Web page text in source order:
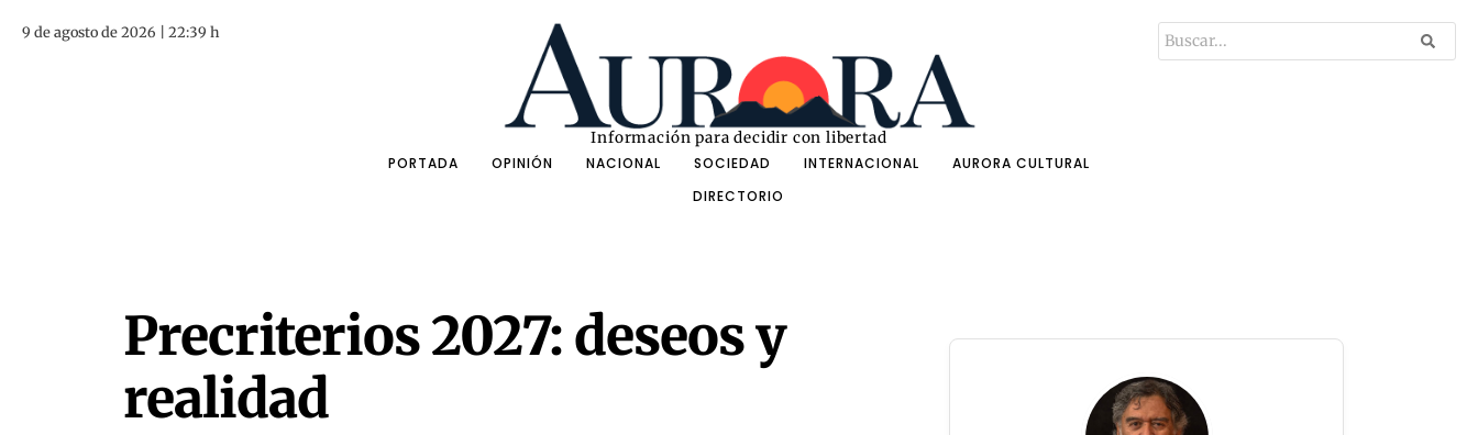
9 de agosto de 2026 | 22:39 h
Información para decidir con libertad
PORTADA
OPINIÓN NACIONAL SOCIEDAD INTERNACIONAL
AURORA CULTURAL
DIRECTORIO
Precriterios 2027: deseos y
realidad